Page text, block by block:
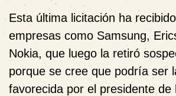
Esta última licitación ha
empresas como Samsung,
Nokia, que luego la retiró
porque se cree que podría ser
favorecida por el presidente de